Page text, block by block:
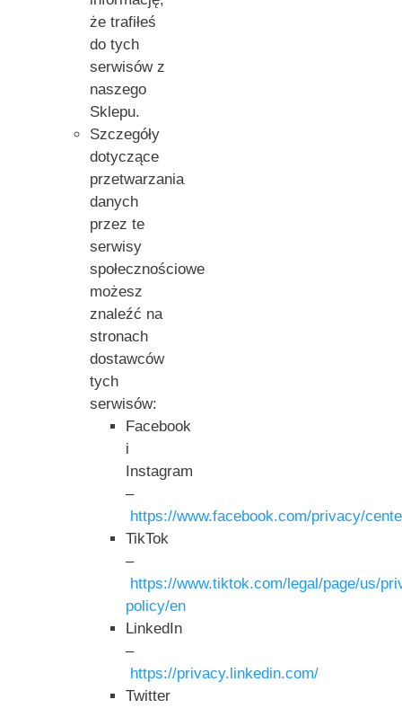
że trafiłeś
do tych
serwisów z
naszego
Sklepu.
Szczegóły
dotyczące
przetwarzania
danych
przez te
serwisy
społecznościowe
możesz
znaleźć na
stronach
dostawców
tych
serwisów:
Facebook
i
Instagram
–
https://www.facebook.com/privacy/
TikTok
–
https://www.tiktok.com/legal/page/us/
policy/en
LinkedIn
–
https://privacy.linkedin.com/
Twitter